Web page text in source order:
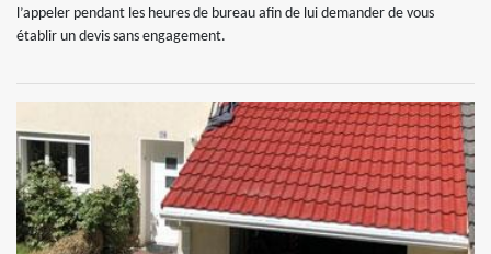
l’appeler pendant les heures de bureau afin de lui demander de vous
établir un devis sans engagement.